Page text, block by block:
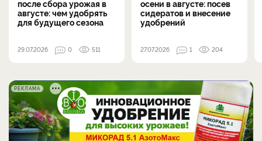
после сбора урожая в
августе: чем удобрять
для будущего сезона
29.07.2026 0 511
осени в августе: посев
сидератов и внесение
удобрений
27.07.2026 1 204
РЕКЛАМА